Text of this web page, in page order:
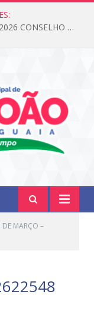
EDITAL DE CHAMADA PÚBLICA Nº 001/2026 CONSELHO DOS DIREITOS DA CRIANÇA E DO ADOLESCENTE
DE MARÇO –